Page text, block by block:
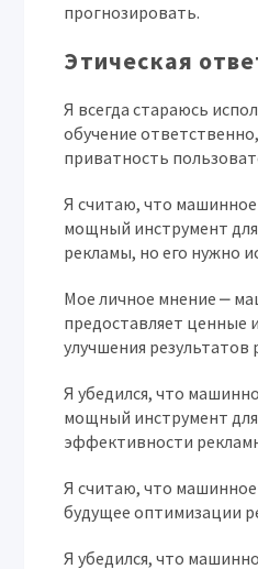
прогнозировать.
Этическая
Я всегда стараюсь
обучение
приватность
Я считаю, что
мощный инструмент
рекламы, но его нужно
Мое личное мнение ⎼
предоставляет ценные
улучшения
Я убедился, что
мощный инструмент
эффективности
Я считаю, что
будущее оптимизации
Я убедился, что